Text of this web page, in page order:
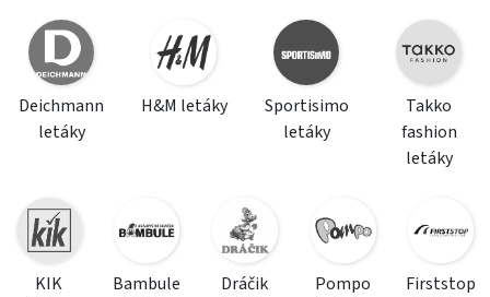
Deichmann
letáky
H&M letáky
Sportisimo
letáky
Takko
fashion
letáky
KIK
Bambule
Dráčik
Pompo
Firststop